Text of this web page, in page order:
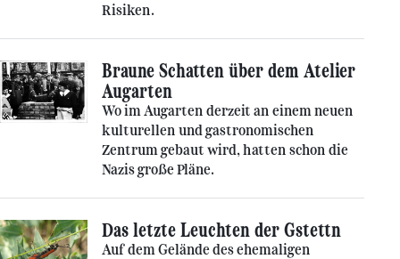
Risiken.
Braune Schatten über dem Atelier
Augarten
Wo im Augarten derzeit an einem neuen
kulturellen und gastronomischen
Zentrum gebaut wird, hatten schon die
Nazis große Pläne.
Das letzte Leuchten der Gstettn
Auf dem Gelände des ehemaligen